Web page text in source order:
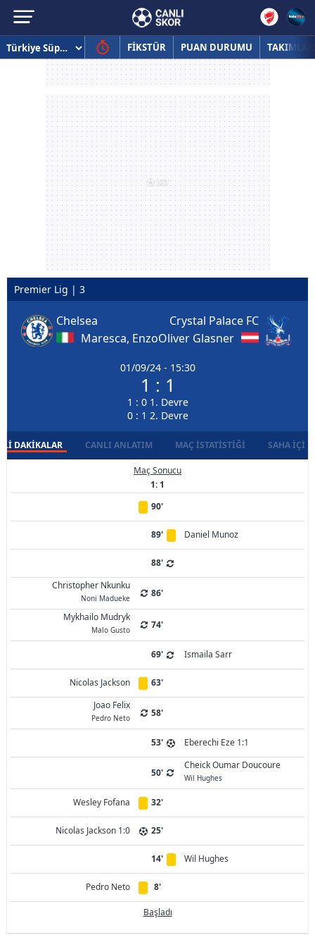
FİKSTÜR PUAN DURUMU TAKIMLAR
Premier Lig | 3
Chelsea
Maresca, Enzo
01/09/24 - 15:30
1 : 1
1 : 0 1. Devre
0 : 1 2. Devre
Crystal Palace FC
Oliver Glasner
DAKIKALAR CANLI ANLATIM MAÇ İSTATISTIĞI SAHA İÇI
Maç Sonucu
1: 1
90'
89' Daniel Munoz
88'
Christopher Nkunku
Noni Madueke
86'
Mykhailo Mudryk
Malo Gusto 74'
69' Ismaila Sarr
Nicolas Jackson
63'
Joao Felix
Pedro Neto 58'
53' Eberechi Eze 1:1
50'
Cheick Oumar Doucoure
Wil Hughes
Wesley Fofana 32'
Nicolas Jackson 1:0 25'
14' Wil Hughes
Pedro Neto 8'
Başladı